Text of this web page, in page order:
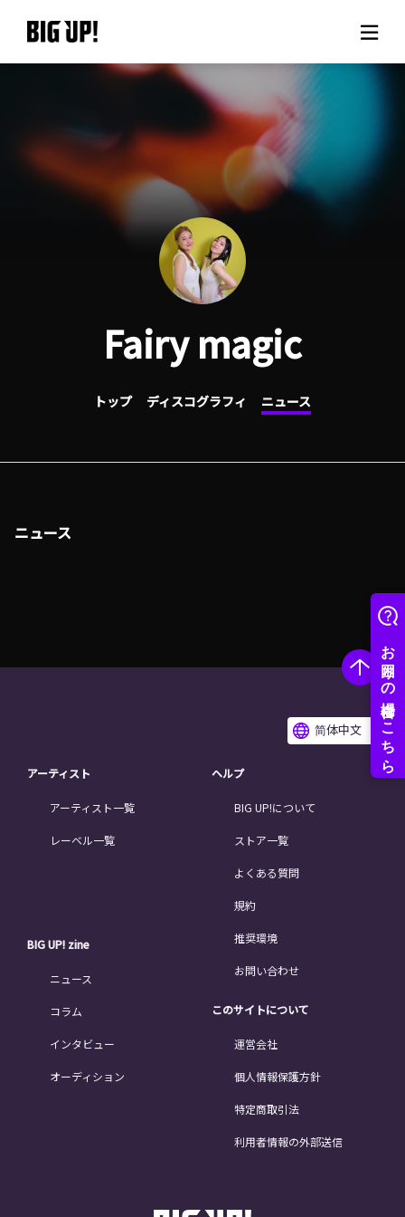
BIG UP!について
ニュース
料金プラン
サポート
ご利用の流れ
よくある質問
Fairy magic
トップ ディスコグラフィ ニュース
ニュース
简体中文
アーティスト
アーティスト一覧
レーベル一覧
BIG UP! zine
ニュース
コラム
インタビュー
オーディション
ヘルプ
BIG UP!について
ストア一覧
よくある質問
規約
推奨環境
お問い合わせ
このサイトについて
運営会社
個人情報保護方針
特定商取引法
利用者情報の外部送信